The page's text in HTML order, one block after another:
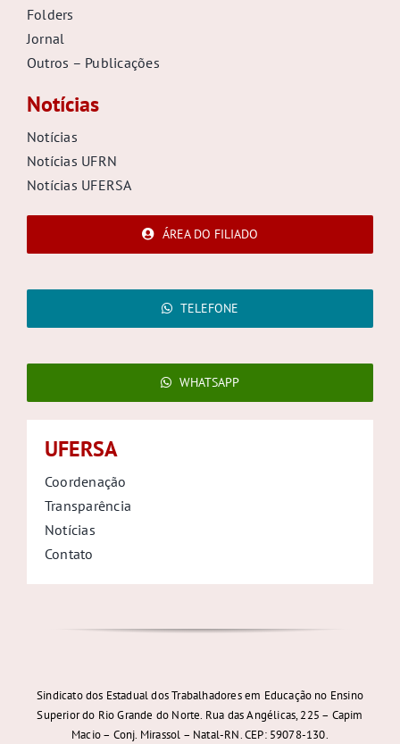
Folders
Jornal
Outros – Publicações
Notícias
Notícias
Notícias UFRN
Notícias UFERSA
ÁREA DO FILIADO
TELEFONE
WHATSAPP
UFERSA
Coordenação
Transparência
Notícias
Contato
Sindicato dos Estadual dos Trabalhadores em Educação no Ensino
Superior do Rio Grande do Norte. Rua das Angélicas, 225 – Capim
Macio – Conj. Mirassol – Natal-RN. CEP: 59078-130.